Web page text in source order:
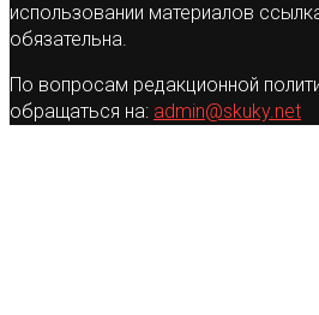
использовании материалов
обязательна.
По вопросам редакционной
обращаться на: admin@skuky.net